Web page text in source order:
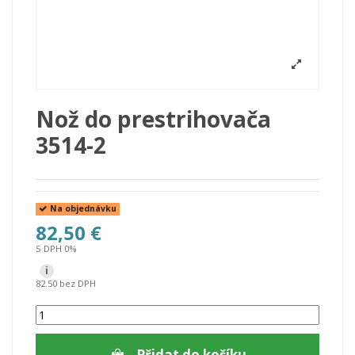
Nož do prestrihovača
3514-2
Na objednávku
82,50 €
S DPH 0%
i
82.50 bez DPH